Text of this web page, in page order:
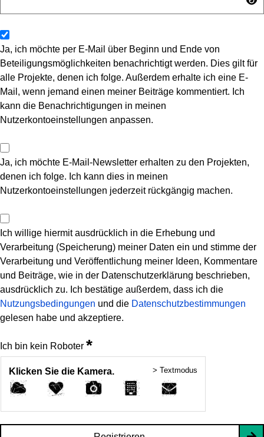
Ja, ich möchte per E-Mail über Beginn und Ende von
Beteiligungsmöglichkeiten benachrichtigt werden. Dies gilt für
alle Projekte, denen ich folge. Außerdem erhalte ich eine E-
Mail, wenn jemand einen meiner Beiträge kommentiert. Ich
kann die Benachrichtigungen in meinen
Nutzerkontoeinstellungen anpassen.
Ja, ich möchte E-Mail-Newsletter erhalten zu den Projekten,
denen ich folge. Ich kann dies in meinen
Nutzerkontoeinstellungen jederzeit rückgängig machen.
Ich willige hiermit ausdrücklich in die Erhebung und
Verarbeitung (Speicherung) meiner Daten ein und stimme der
Verarbeitung und Veröffentlichung meiner Ideen, Kommentare
und Beiträge, wie in der Datenschutzerklärung beschrieben,
ausdrücklich zu. Ich bestätige außerdem, dass ich die
Nutzungsbedingungen und die Datenschutzbestimmungen
gelesen habe und akzeptiere.
Ich bin kein Roboter *
Klicken Sie die Kamera. > Textmodus